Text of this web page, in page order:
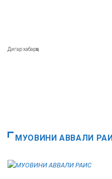
Дигар хабарҳо
МУОВИНИ АВВАЛИ